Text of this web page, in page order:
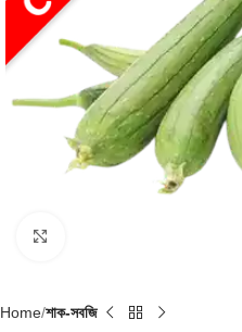
Home শাক-সবজি